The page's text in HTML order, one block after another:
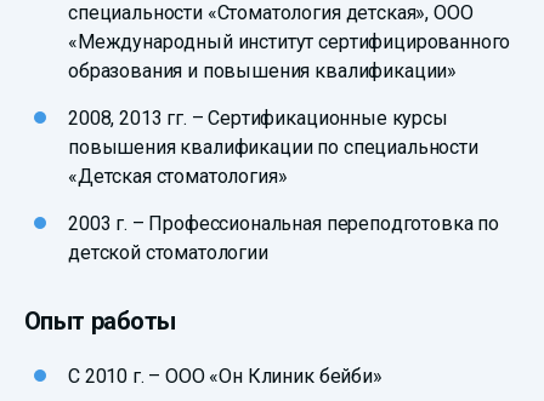
специальности «Стоматология детская», ООО
«Международный институт сертифицированного
образования и повышения квалификации»
2008, 2013 гг. – Сертификационные курсы
повышения квалификации по специальности
«Детская стоматология»
2003 г. – Профессиональная переподготовка по
детской стоматологии
Опыт работы
С 2010 г. – ООО «Он Клиник бейби»